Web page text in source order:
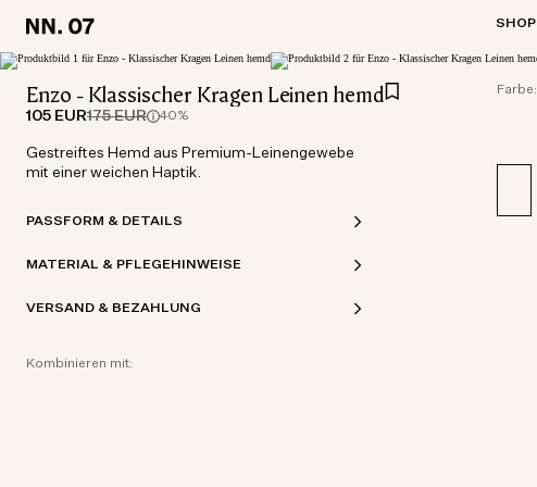
SHOP
LOCATION: GERMANY / DEUTSCH
LOCATION: GERMANY / DEUTSCH
Enzo - Klassischer Kragen Leinen hemd
105 EUR175 EUR 40%
Gestreiftes Hemd aus Premium-Leinengewebe
mit einer weichen Haptik.
PASSFORM & DETAILS
MATERIAL & PFLEGEHINWEISE
VERSAND & BEZAHLUNG
Kombinieren mit:
Farbe: